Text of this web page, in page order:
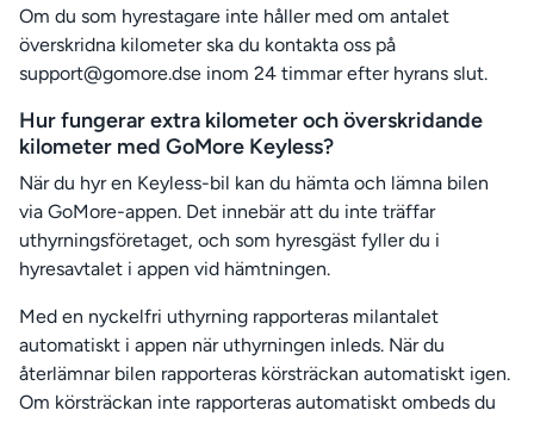
Om du som hyrestagare inte håller med om antalet
överskridna kilometer ska du kontakta oss på
support@gomore.dse inom 24 timmar efter hyrans slut.
Hur fungerar extra kilometer och överskridande
kilometer med GoMore Keyless?
När du hyr en Keyless-bil kan du hämta och lämna bilen
via GoMore-appen. Det innebär att du inte träffar
uthyrningsföretaget, och som hyresgäst fyller du i
hyresavtalet i appen vid hämtningen.
Med en nyckelfri uthyrning rapporteras milantalet
automatiskt i appen när uthyrningen inleds. När du
återlämnar bilen rapporteras körsträckan automatiskt igen.
Om körsträckan inte rapporteras automatiskt ombeds du